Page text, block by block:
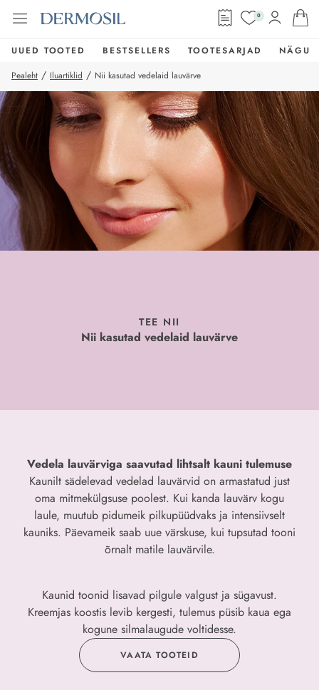
0
UUED TOOTED BESTSELLERS TOOTESARJAD
NÄGU
Pealeht / Iluartiklid / Nii kasutad vedelaid lauvärve
TEE NII
Nii kasutad vedelaid lauvärve
Vedela lauvärviga saavutad lihtsalt kauni tulemuse
Kaunilt sädelevad vedelad lauvärvid on armastatud just
oma mitmekülgsuse poolest. Kui kanda lauvärv kogu
laule, muutub pidumeik pilkupüüdvaks ja intensiivselt
kauniks. Päevameik saab uue värskuse, kui tupsutad tooni
õrnalt matile lauvärvile.
Kaunid toonid lisavad pilgule valgust ja sügavust.
Kreemjas koostis levib kergesti, tulemus püsib kaua ega
kogune silmalaugude voltidesse.
VAATA TOOTEID